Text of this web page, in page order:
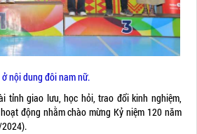
nội dung đôi nam nữ.
tỉnh giao lưu, học hỏi, trao đổi kinh nghiệm,
động nhằm chào mừng Kỷ niệm 120 năm